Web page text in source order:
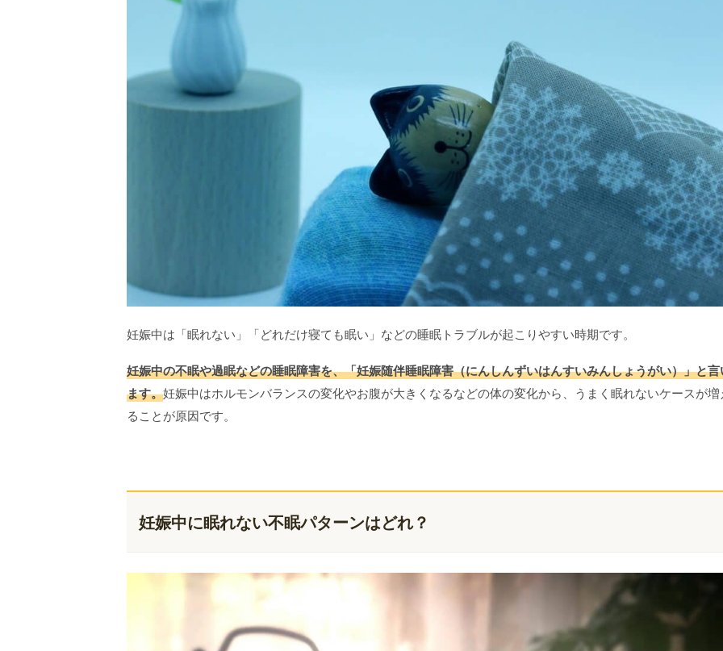
妊娠中は「眠れない」「どれだけ寝ても眠い」などの睡眠トラブルが起こりやすい時期です。
妊娠中の不眠や過眠などの睡眠障害を、「妊娠随伴睡眠障害（にんしんずいはんすいみんしょうがい）」と言
ます。妊娠中はホルモンバランスの変化やお腹が大きくなるなどの体の変化から、うまく眠れないケースが増
ることが原因です。
妊娠中に眠れない不眠パターンはどれ？